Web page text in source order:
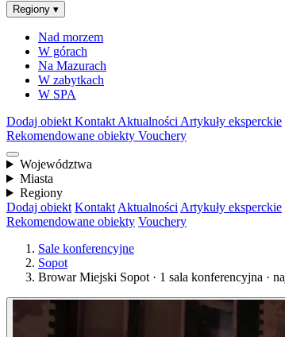
Regiony ▾
Nad morzem
W górach
Na Mazurach
W zabytkach
W SPA
Dodaj obiekt Kontakt Aktualności Artykuły eksperckie
Rekomendowane obiekty Vouchery
Województwa
Miasta
Regiony
Dodaj obiekt Kontakt Aktualności Artykuły eksperckie
Rekomendowane obiekty Vouchery
Sale konferencyjne
Sopot
Browar Miejski Sopot · 1 sala konferencyjna ·